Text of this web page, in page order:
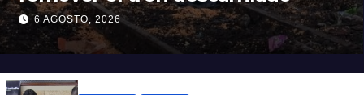
6 AGOSTO, 2026